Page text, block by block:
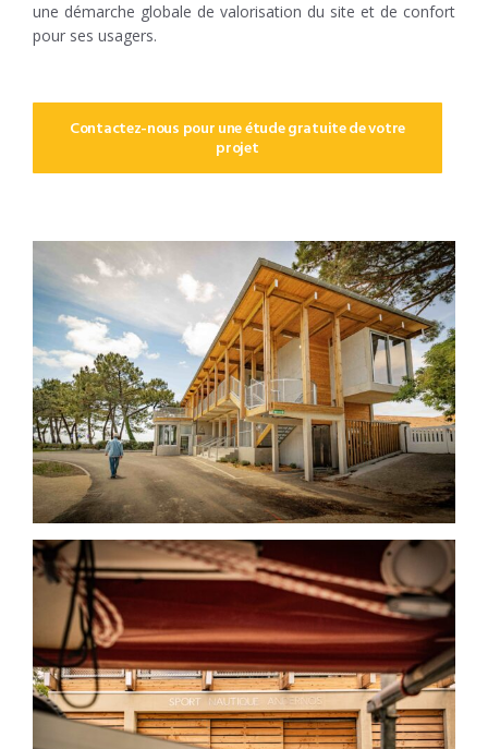
une démarche globale de valorisation du site et de confort
pour ses usagers.
Contactez-nous pour une étude gratuite de votre
projet